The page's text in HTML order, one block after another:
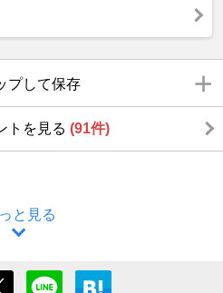
プして保存
トを見る (91件)
と見る